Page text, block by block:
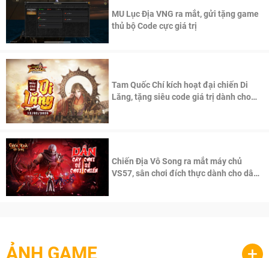
MU Lục Địa VNG ra mắt, gửi tặng game
thủ bộ Code cực giá trị
Tam Quốc Chí kích hoạt đại chiến Di
Lăng, tặng siêu code giá trị dành cho
Chiến Địa Vô Song ra mắt máy chủ
VS57, sân chơi đích thực dành cho dân
ẢNH GAME +